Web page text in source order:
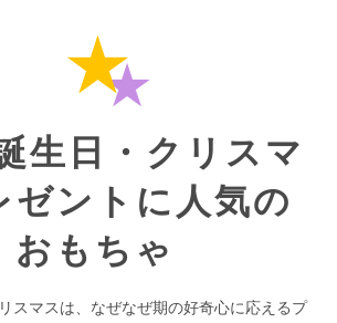
生日・クリスマ
ゼントに人気の
おもちゃ
スマスは、なぜなぜ期の好奇心に応えるプ